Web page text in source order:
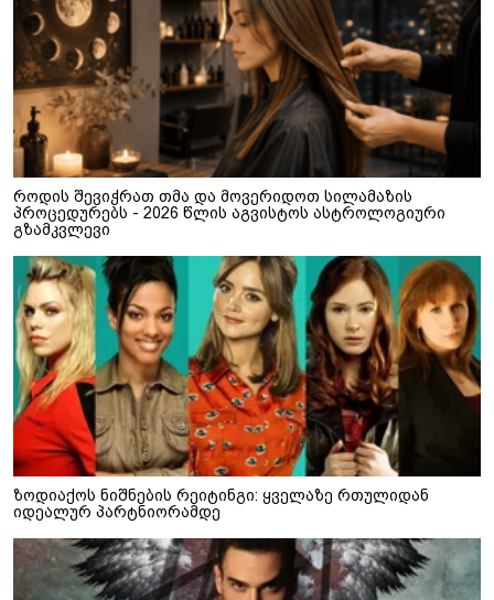
როდის შევიჭრათ თმა და მოვერიდოთ სილამაზის
პროცედურებს - 2026 წლის აგვისტოს ასტროლოგიური
გზამკვლევი
ზოდიაქოს ნიშნების რეიტინგი: ყველაზე რთულიდან
იდეალურ პარტნიორამდე